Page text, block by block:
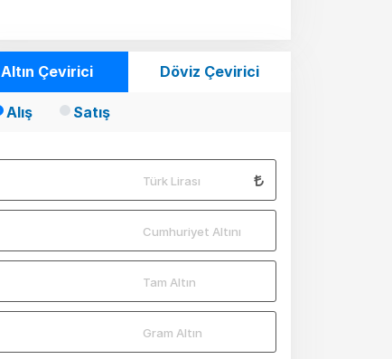
Altın Çevirici Döviz Çevirici
Alış Satış
Türk Lirası
Cumhuriyet Altını
Tam Altın
Gram Altın